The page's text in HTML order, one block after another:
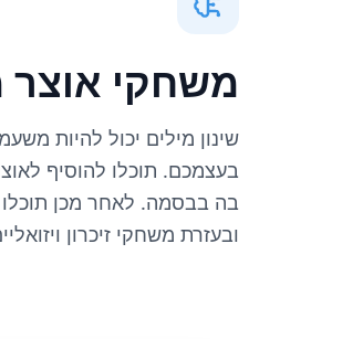
משחקי אוצר
שינון מילים יכול להיות
בעצמכם. תוכלו להוסיף
בה בבסמה. לאחר מכן תוכלו
ובעזרת משחקי זיכרון